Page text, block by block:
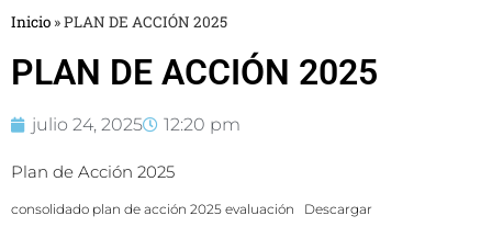
Inicio »PLAN DE ACCIÓN 2025
PLAN DE ACCIÓN 2025
julio 24, 2025 12:20 pm
Plan de Acción 2025
consolidado plan de acción 2025 evaluación Descargar